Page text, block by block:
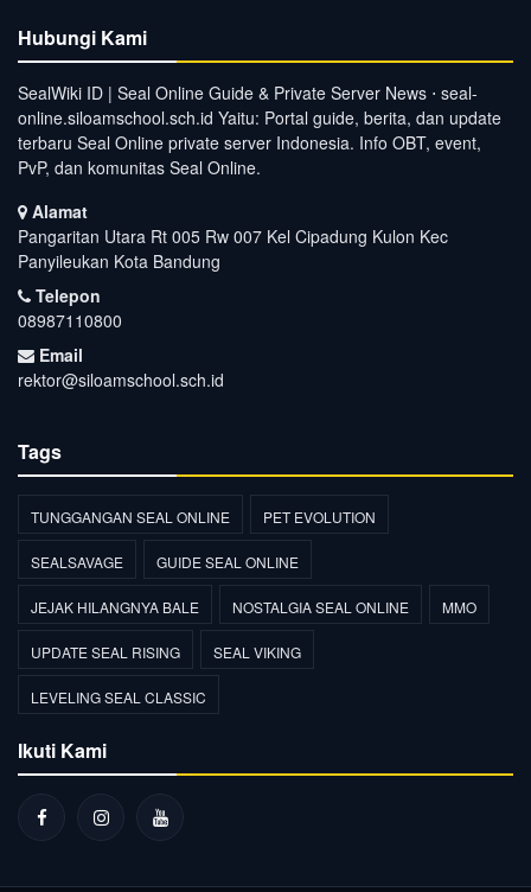
Hubungi Kami
SealWiki ID | Seal Online Guide & Private Server News ⋅ seal-
online.siloamschool.sch.id Yaitu: Portal guide, berita, dan update
terbaru Seal Online private server Indonesia. Info OBT, event,
PvP, dan komunitas Seal Online.
Alamat
Pangaritan Utara Rt 005 Rw 007 Kel Cipadung Kulon Kec
Panyileukan Kota Bandung
Telepon
08987110800
Email
rektor@siloamschool.sch.id
Tags
TUNGGANGAN SEAL ONLINE PET EVOLUTION
SEALSAVAGE GUIDE SEAL ONLINE
JEJAK HILANGNYA BALE NOSTALGIA SEAL ONLINE MMO
UPDATE SEAL RISING SEAL VIKING
LEVELING SEAL CLASSIC
Ikuti Kami